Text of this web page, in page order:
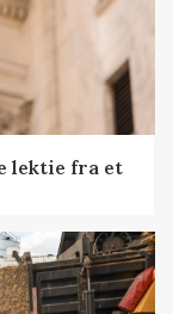
lektie fra et